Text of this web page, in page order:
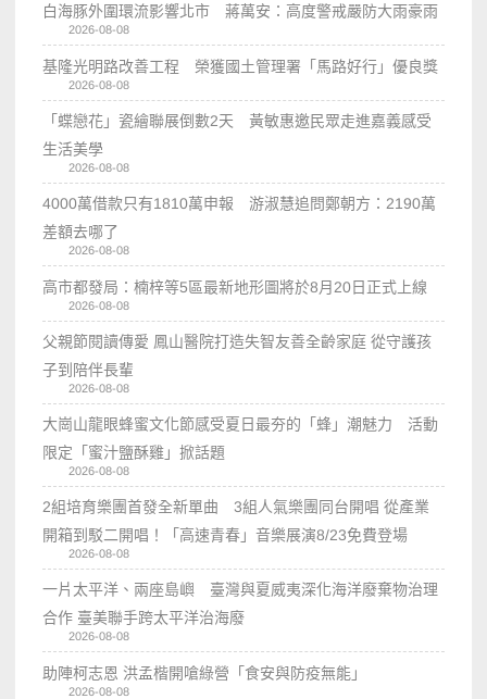
白海豚外圍環流影響北市 蔣萬安：高度警戒嚴防大雨豪雨
2026-08-08
基隆光明路改善工程 榮獲國土管理署「馬路好行」優良獎
2026-08-08
「蝶戀花」瓷繪聯展倒數2天 黃敏惠邀民眾走進嘉義感受
生活美學
2026-08-08
4000萬借款只有1810萬申報 游淑慧追問鄭朝方：2190萬
差額去哪了
2026-08-08
高市都發局：楠梓等5區最新地形圖將於8月20日正式上線
2026-08-08
父親節閱讀傳愛 鳳山醫院打造失智友善全齡家庭 從守護孩
子到陪伴長輩
2026-08-08
大崗山龍眼蜂蜜文化節感受夏日最夯的「蜂」潮魅力 活動
限定「蜜汁鹽酥雞」掀話題
2026-08-08
2組培育樂團首發全新單曲 3組人氣樂團同台開唱 從產業
開箱到駁二開唱！「高速青春」音樂展演8/23免費登場
2026-08-08
一片太平洋、兩座島嶼 臺灣與夏威夷深化海洋廢棄物治理
合作 臺美聯手跨太平洋治海廢
2026-08-08
助陣柯志恩 洪孟楷開嗆綠營「食安與防疫無能」
2026-08-08